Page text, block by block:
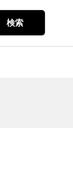
検索